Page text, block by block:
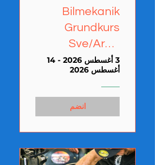
Bilmekanik
Grundkurs
Sve/Arab
(Karlshamn) 3 أغسطس 2026 - 14
أغسطس 2026
انضم